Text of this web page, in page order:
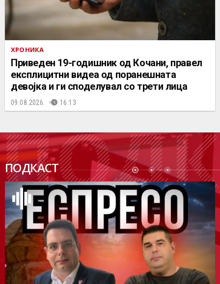
ХРОНИКА
Приведен 19-годишник од Кочани, правел
експлицитни видеа од поранешната
девојка и ги споделувал со трети лица
09.08.2026. 16:13
ПОДКАСТ
ПОДК
АСТ